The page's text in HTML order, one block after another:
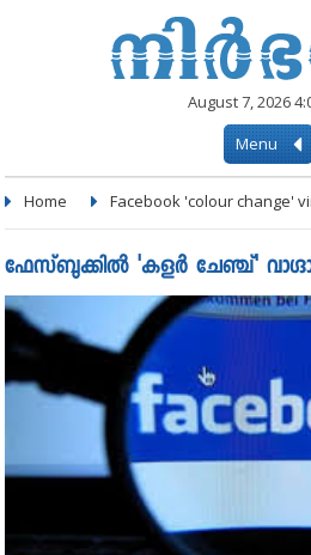
August 7, 2026
Menu
Home Facebook 'colour change'
ഫേസ്ബുക്കില്‍ 'കളര്‍ ചേഞ്ച്'